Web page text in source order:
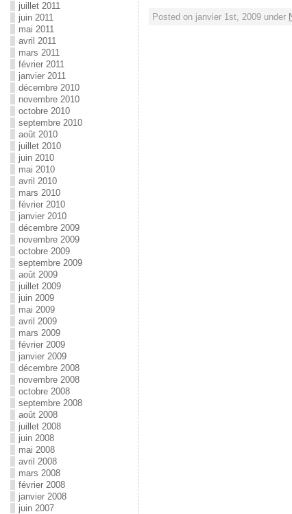
Posted on janvier 1st, 2009 under
juillet 2011
juin 2011
mai 2011
avril 2011
mars 2011
février 2011
janvier 2011
décembre 2010
novembre 2010
octobre 2010
septembre 2010
août 2010
juillet 2010
juin 2010
mai 2010
avril 2010
mars 2010
février 2010
janvier 2010
décembre 2009
novembre 2009
octobre 2009
septembre 2009
août 2009
juillet 2009
juin 2009
mai 2009
avril 2009
mars 2009
février 2009
janvier 2009
décembre 2008
novembre 2008
octobre 2008
septembre 2008
août 2008
juillet 2008
juin 2008
mai 2008
avril 2008
mars 2008
février 2008
janvier 2008
juin 2007